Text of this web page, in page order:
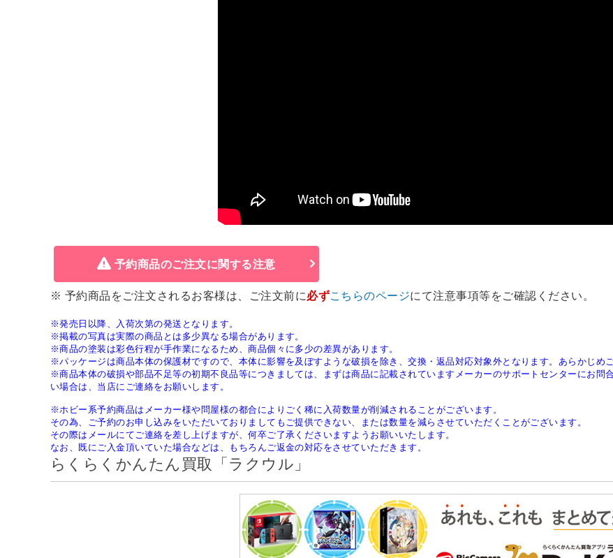
予約商品のご注文に関する注意
※ 予約商品をご注文されるお客様は、ご注文前に必ずこちらのページにて注意事項等をご確認ください。
※発売日以降、入荷次第の発送となります。
※掲載の写真は実際の商品とは多少異なる場合があります。
※商品の塗装は彩色行程が手作業になるため、商品個々に多少の差異があります。
※パッケージは商品本体の保護材ですので、本体に影響を及ぼすような破損を除き、交換・返品対応対象外となります。あらかじめ
※商品本体の破損や部品不足等の初期不良品等につきましては、まずは商品に記載されていますメーカーのサポートセンターにお問
い場合は、当店にご連絡をお願いします。
※ホビー系予約商品はメーカー様や問屋様の都合によりごく稀に入荷数量が削減されることがございます。
その為、ご予約のお申し込みをいただいておりましてもご提供できない、または数量を減らさせていただくことがございます。
その際はメールにてご連絡を差し上げますが、何卒ご了承くださいますようお願いいたします。
なお、既にご入金頂いていた場合などは、もちろんご返金の対応をさせていただきます。
らくらくかんたん買取「ラクウル」